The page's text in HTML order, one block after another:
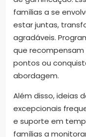
famílias a se
estar juntas,
agradáveis.
que
pontos ou
abordagem.
Além disso, ideias
excepcionais
e suporte em
famílias a